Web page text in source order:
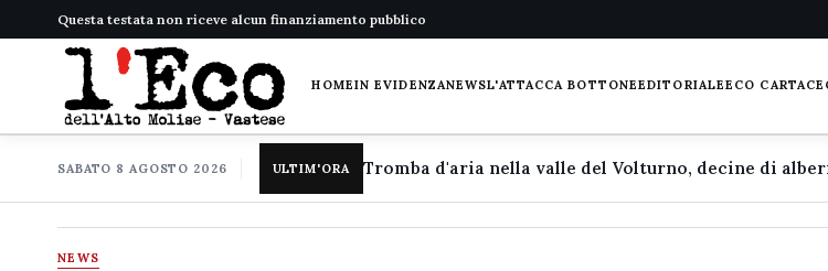
Questa testata non riceve alcun finanziamento pubblico
HOMEIN EVIDENZANEWSL'ATTACCA BOTTONEEDITORIALEECO
SABATO 8 AGOSTO 2026 ULTIM'ORA
NEWS